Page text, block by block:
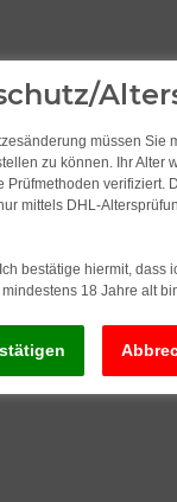
müssen Sie
zu können. Ihr Alter
Prüfmethoden verifiziert.
mittels DHL-
Ich bestätige hiermit, dass
mindestens 18 Jahre alt